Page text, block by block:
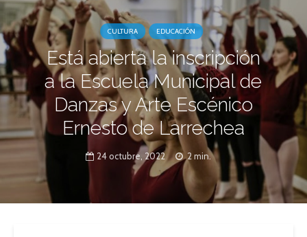
CULTURA EDUCACIÓN
Está abierta la inscripción
a la Escuela Municipal de
Danzas y Arte Escénico
Ernesto de Larrechea
24 octubre, 2022 2 min.